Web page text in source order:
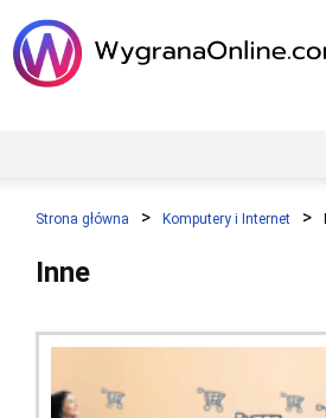
Strona główna Komputery i Internet
Inne